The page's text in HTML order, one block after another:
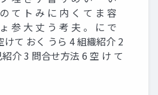
て ト み に 内 く て ま 容
参 大 丈 う 考 夫 。 に で
けて おく うら 4 組織紹介 2
介 3 問合せ方法 6 空 け て